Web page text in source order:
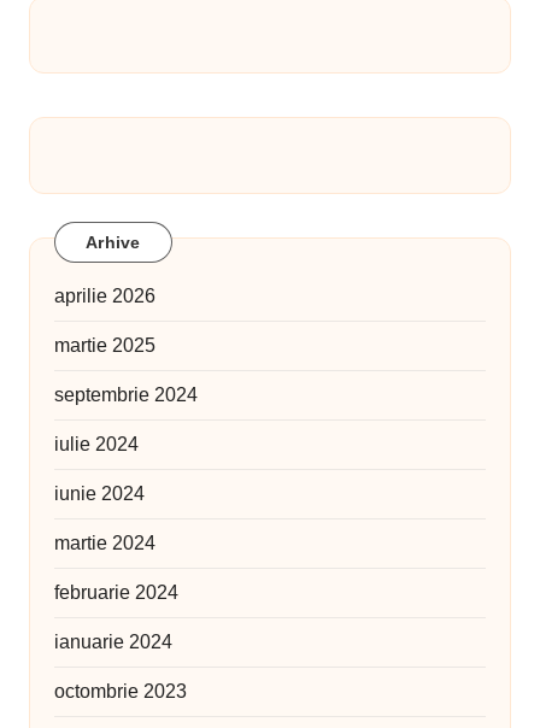
Arhive
aprilie 2026
martie 2025
septembrie 2024
iulie 2024
iunie 2024
martie 2024
februarie 2024
ianuarie 2024
octombrie 2023